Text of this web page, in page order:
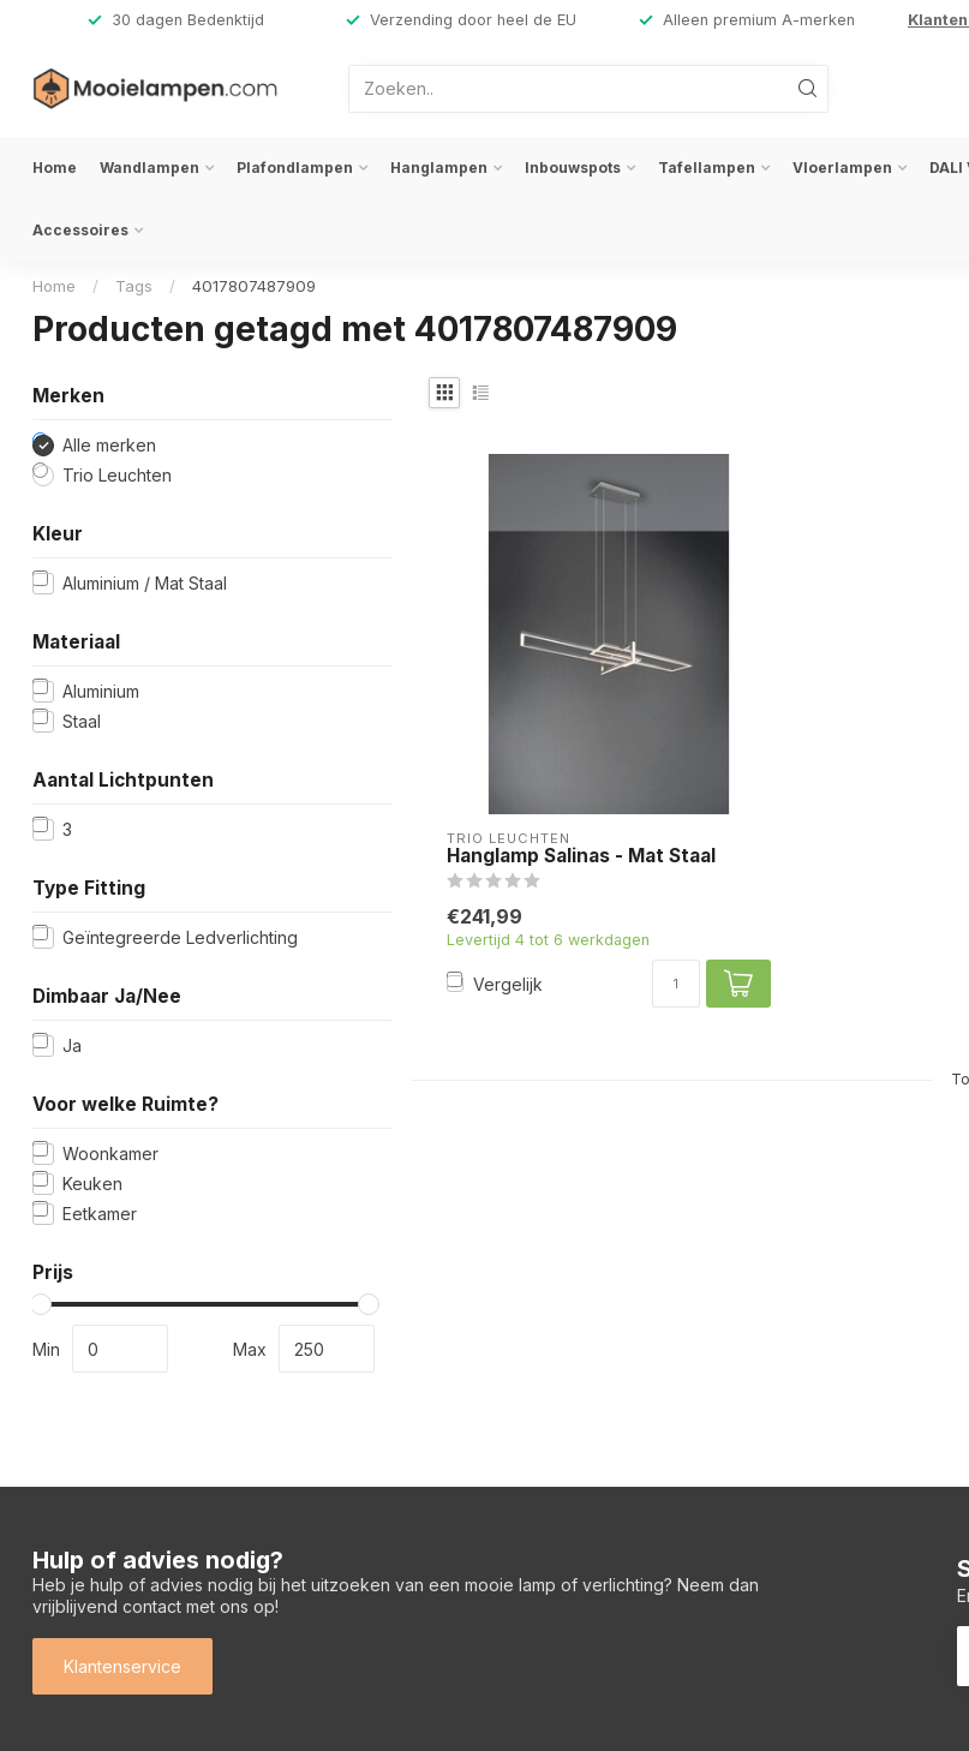
30 dagen Bedenktijd Verzending door heel de EU Alleen premium A-merken
Home Wandlampen Plafondlampen Hanglampen Inbouwspots Tafellampen Vloerlampen
Accessoires
Home / Tags / 4017807487909
Producten getagd met 4017807487909
Merken
Alle merken
Trio Leuchten
Kleur
Aluminium / Mat Staal
Materiaal
Aluminium
Staal
Aantal Lichtpunten
3
Type Fitting
Geïntegreerde Ledverlichting
Dimbaar Ja/Nee
Ja
Voor welke Ruimte?
Woonkamer
Keuken
Eetkamer
Prijs
Min Max
TRIO LEUCHTEN
Hanglamp Salinas - Mat Staal
€241,99
Levertijd 4 tot 6 werkdagen
Vergelijk
Hulp of advies nodig?
Heb je hulp of advies nodig bij het uitzoeken van een mooie lamp of verlichting? Neem dan
vrijblijvend contact met ons op!
Klantenservice